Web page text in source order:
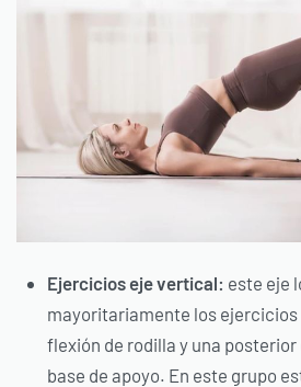
Ejercicios eje vertical: este eje
mayoritariamente los ejercicios
flexión de rodilla y una
base de apoyo. En este grupo